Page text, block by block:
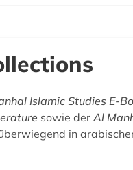
Islamic Studies E-
sowie der Al
in